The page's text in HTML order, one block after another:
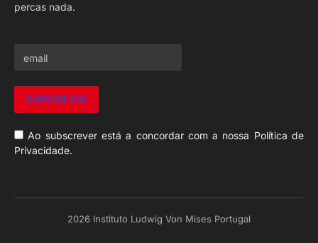
percas nada.
Ao subscrever está a concordar com a nossa Política de
Privacidade.
2026 Instituto Ludwig Von Mises Portugal